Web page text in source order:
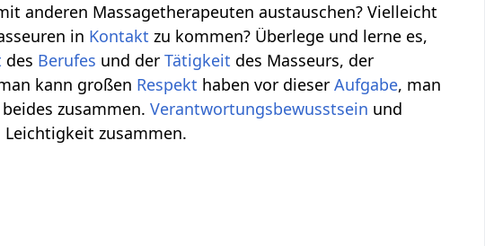
anderen Massagetherapeuten austauschen? Vielleicht
in Kontakt zu kommen? Überlege und lerne es,
des Berufes und derTätigkeit des Masseurs, der
kann großen Respekt haben vor dieserAufgabe, man
zusammen.Verantwortungsbewusstsein und
Leichtigkeit zusammen.